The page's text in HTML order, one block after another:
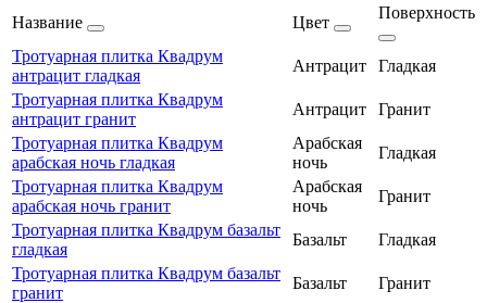
Название Цвет
Поверхность
Тротуарная плитка Квадрум
антрацит гладкая
Антрацит
Гладкая
Тротуарная плитка Квадрум
антрацит гранит
Антрацит
Гранит
Тротуарная плитка Квадрум
арабская ночь гладкая
Арабская
ночь
Гладкая
Тротуарная плитка Квадрум
арабская ночь гранит
Арабская
ночь
Гранит
Тротуарная плитка Квадрум базальт
гладкая
Базальт
Гладкая
Тротуарная плитка Квадрум базальт
гранит
Базальт
Гранит